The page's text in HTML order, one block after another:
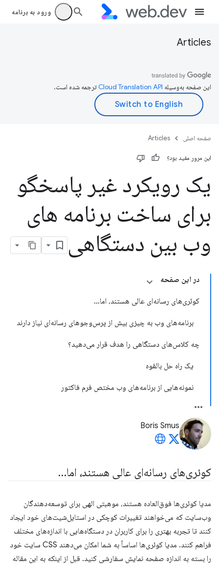
ورود به برنامه
Articles
این صفحه به‌وسیله ترجمه شده است.
صفحه اصلی Articles
این مرور مفید بود؟
یک رویکرد غیر پاسخگو
برای ساخت برنامه های
وب بین دستگاهی
در این صفحه
کوئری‌های رسانه‌ای عالی هستند، اما…
برنامه‌های وب به چیزی بیش از پرس‌وجوهای رسانه‌ای نیاز دارند
چه کلاس‌های دستگاهی را هدف قرار می‌دهید؟
یک راه حل بالقوه
نمونه‌هایی از برنامه‌های وب مختص فرم فاکتور
Boris Smus
کوئری‌های رسانه‌ای عالی هستند، اما…
مدیا کوئری‌ها فوق‌العاده هستند، موهبتی الهی برای توسعه‌دهندگان
وب‌سایت که می‌خواهند تغییرات کوچکی در استایل‌شیت‌های خود ایجاد
کنند تا تجربه بهتری را برای کاربران در دستگاه‌هایی با اندازه‌های مختلف
فراهم کنند. مدیا کوئری‌ها اساساً به شما امکان می‌دهند CSS سایت خود
را بسته به اندازه صفحه نمایش سفارشی کنید. قبل از اینکه به این مقاله